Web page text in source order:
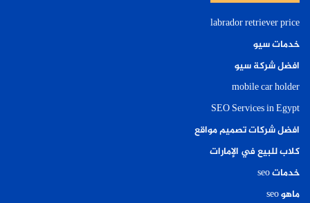
labrador retriever price
خدمات سيو
افضل شركة سيو
mobile car holder
SEO Services in Egypt
افضل شركات تصميم مواقع
كلاب للبيع في الإمارات
خدمات seo
ماهو seo